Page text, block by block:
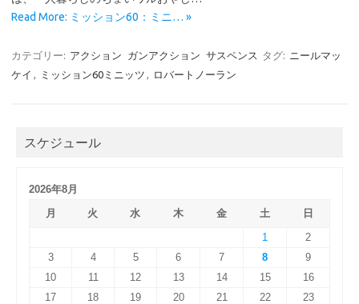
Read More: ミッション60：ミニ… »
カテゴリー: アクション ガンアクション サスペンス タグ: ニールマッ
ケイ , ミッション60ミニッツ , ロバートノーラン
スケジュール
2026年8月
月
火 水 木 金 土
日
1
2
3
4 5 6 7 8
9
10
11 12 13 14 15
16
17
18 19 20 21 22
23